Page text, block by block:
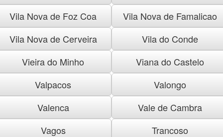
Vila Nova de Foz Coa
Vila Nova de Famalicao
Vila Nova de Cerveira
Vila do Conde
Vieira do Minho
Viana do Castelo
Valpacos
Valongo
Valenca
Vale de Cambra
Vagos
Trancoso